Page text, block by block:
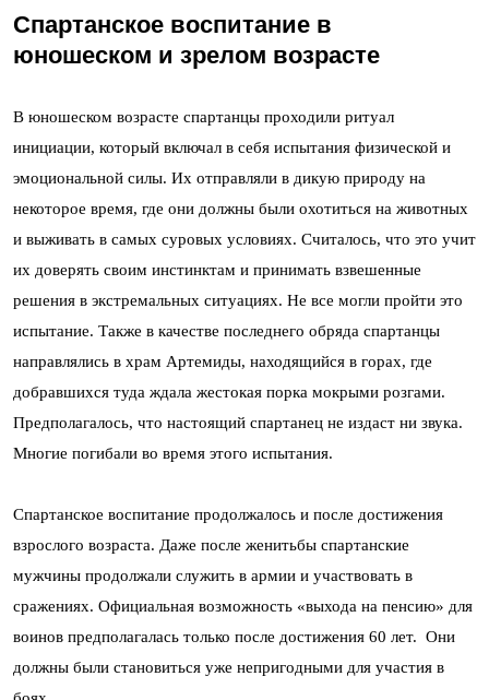
Спартанское воспитание в
юношеском и зрелом возрасте
В юношеском возрасте спартанцы проходили ритуал
инициации, который включал в себя испытания физической и
эмоциональной силы. Их отправляли в дикую природу на
некоторое время, где они должны были охотиться на животных
и выживать в самых суровых условиях. Считалось, что это учит
их доверять своим инстинктам и принимать взвешенные
решения в экстремальных ситуациях. Не все могли пройти это
испытание. Также в качестве последнего обряда спартанцы
направлялись в храм Артемиды, находящийся в горах, где
добравшихся туда ждала жестокая порка мокрыми розгами.
Предполагалось, что настоящий спартанец не издаст ни звука.
Многие погибали во время этого испытания.
Спартанское воспитание продолжалось и после достижения
взрослого возраста. Даже после женитьбы спартанские
мужчины продолжали служить в армии и участвовать в
сражениях. Официальная возможность «выхода на пенсию» для
воинов предполагалась только после достижения 60 лет. Они
должны были становиться уже непригодными для участия в